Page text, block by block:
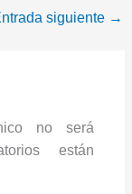
siguiente →
no será
están